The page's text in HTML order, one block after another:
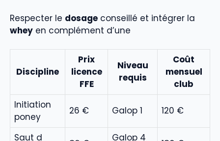
Respecter le dosage conseillé et intégrer la
whey en complément d’une
Discipline
Prix
licence
FFE
Niveau
requis
Coût
mensuel
club
Initiation
poney
26 € Galop 1 120 €
Saut d
Galop 4